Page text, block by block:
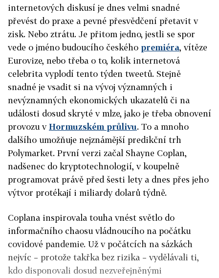
internetových diskusí je dnes velmi snadné
převést do praxe a pevné přesvědčení přetavit v
zisk. Nebo ztrátu. Je přitom jedno, jestli se spor
vede o jméno budoucího českého premiéra, vítěze
Eurovize, nebo třeba o to, kolik internetová
celebrita vyplodí tento týden tweetů. Stejně
snadné je vsadit si na vývoj významných i
nevýznamných ekonomických ukazatelů či na
události dosud skryté v mlze, jako je třeba obnovení
provozu vHormuzském průlivu. To a mnoho
dalšího umožňuje nejznámější predikční trh
Polymarket. První verzi začal Shayne Coplan,
nadšenec do kryptotechnologií, v koupelně
programovat právě před šesti lety a dnes přes jeho
výtvor protékají i miliardy dolarů týdně.
Coplana inspirovala touha vnést světlo do
informačního chaosu vládnoucího na počátku
covidové pandemie. Už v počátcích na sázkách
nejvíc – protože takřka bez rizika – vydělávali ti,
kdo disponovali dosud nezveřejněnými